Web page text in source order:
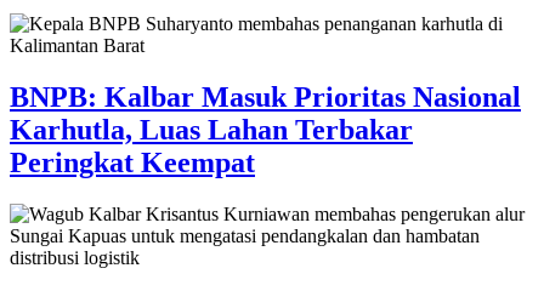
BNPB: Kalbar Masuk Prioritas Nasional
Karhutla, Luas Lahan Terbakar
Peringkat Keempat